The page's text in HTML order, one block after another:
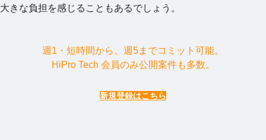
大きな負担を感じることもあるでしょう。
週1・短時間から、週5までコミット可能。
HiPro Tech 会員のみ公開案件も多数。
新規登録はこちら